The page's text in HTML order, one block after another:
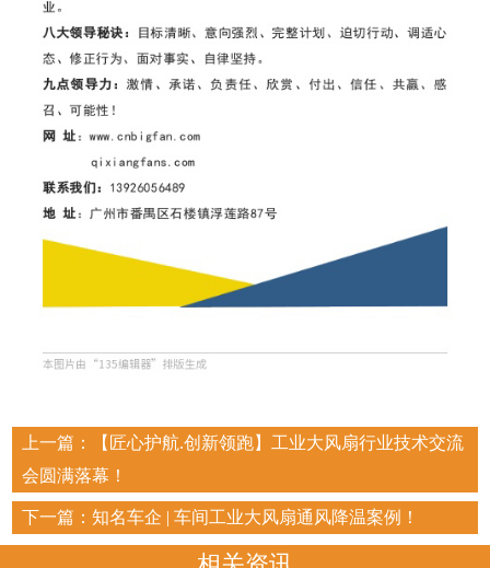
上一篇：
【匠心护航.创新领跑】工业大风扇行业技术交流
会圆满落幕！
下一篇： 知名车企 | 车间工业大风扇通风降温案例！